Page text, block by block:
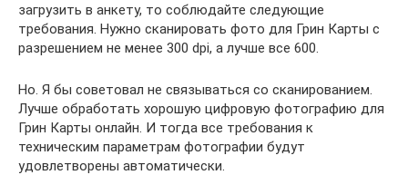
загрузить в анкету, то соблюдайте следующие
требования. Нужно сканировать фото для Грин Карты с
разрешением не менее 300 dpi, а лучше все 600.
Но. Я бы советовал не связываться со сканированием.
Лучше обработать хорошую цифровую фотографию для
Грин Карты онлайн. И тогда все требования к
техническим параметрам фотографии будут
удовлетворены автоматически.